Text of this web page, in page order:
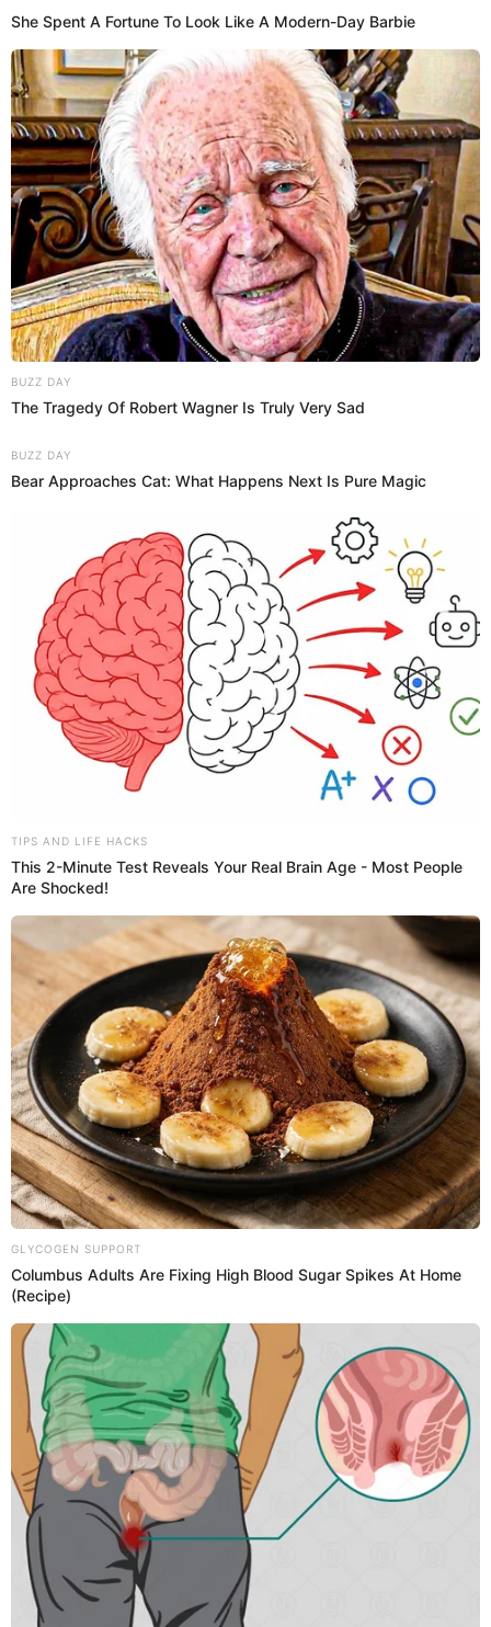
que rechazó homenaje del alcalde de Abancay, se
pronunció
El deportista Eriberto Gutiérrez, ganador del bronce en los
Panamericanos 2023, contó datos inéditos sobre todo lo que tuvo
que hacer para pedirle apoyo.
Erickson Acuña
Juegos Panamericanos
11 Jul 2023 | 22:40 h
Más de 15 hectáreas afectadas por incendio
forestal en Abancay: "Necesitamos apoyo, hay
familias que lo han perdido todo"
Muchas familias han sido afectadas por el incendio forestal que se
ha registrado en las faldas del cerro Quisapata.
Redacción EP
Incendio